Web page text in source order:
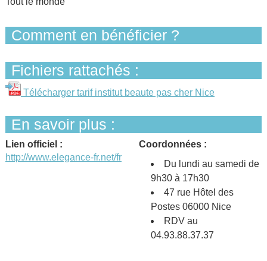
Comment en bénéficier ?
Fichiers rattachés :
Télécharger tarif institut beaute pas cher Nice
En savoir plus :
Lien officiel :
http://www.elegance-fr.net/fr
Coordonnées :
Du lundi au samedi de
9h30 à 17h30
47 rue Hôtel des
Postes 06000 Nice
RDV au
04.93.88.37.37